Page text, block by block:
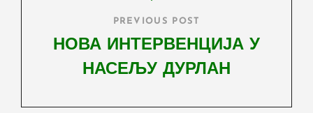
PREVIOUS POST
НОВА ИНТЕРВЕНЦИЈА У
НАСЕЉУ ДУРЛАН